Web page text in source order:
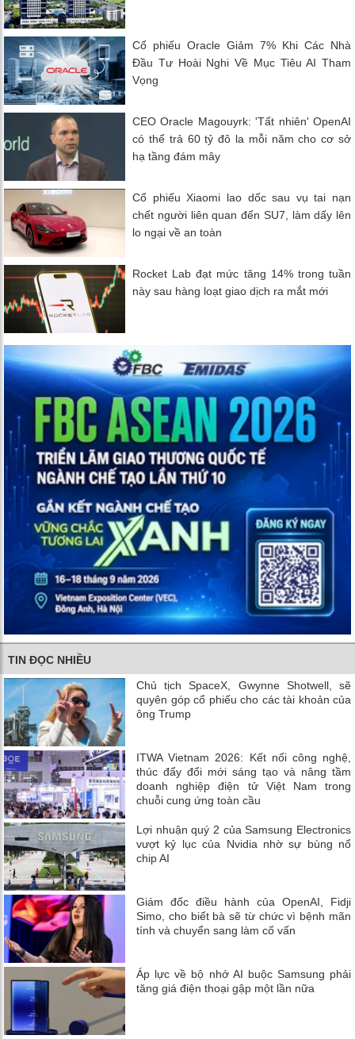
Cổ phiếu Oracle Giảm 7% Khi Các Nhà
Đầu Tư Hoài Nghi Về Mục Tiêu AI Tham
Vọng
CEO Oracle Magouyrk: 'Tất nhiên' OpenAI
có thể trả 60 tỷ đô la mỗi năm cho cơ sở
hạ tầng đám mây
Cổ phiếu Xiaomi lao dốc sau vụ tai nạn
chết người liên quan đến SU7, làm dấy lên
lo ngại về an toàn
Rocket Lab đạt mức tăng 14% trong tuần
này sau hàng loạt giao dịch ra mắt mới
TIN ĐỌC NHIỀU
Chủ tịch SpaceX, Gwynne Shotwell, sẽ
quyên góp cổ phiếu cho các tài khoản của
ông Trump
ITWA Vietnam 2026: Kết nối công nghệ,
thúc đẩy đổi mới sáng tạo và nâng tầm
doanh nghiệp điện tử Việt Nam trong
chuỗi cung ứng toàn cầu
Lợi nhuận quý 2 của Samsung Electronics
vượt kỷ lục của Nvidia nhờ sự bùng nổ
chip AI
Giám đốc điều hành của OpenAI, Fidji
Simo, cho biết bà sẽ từ chức vì bệnh mãn
tính và chuyển sang làm cố vấn
Áp lực về bộ nhớ AI buộc Samsung phải
tăng giá điện thoại gập một lần nữa